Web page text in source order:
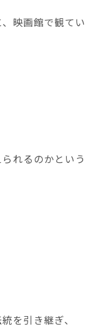
映画館で観てい
れるのかという
を引き継ぎ、